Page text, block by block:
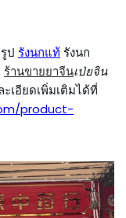
ป รังนกแท้ รังนก
ร้านขายยาจีนเป่ยจิน
เอียดเพิ่มเติมได้ที่
product-